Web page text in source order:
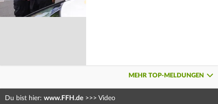
MEHR TOP-MELDUNGEN
Du bist hier: www.FFH.de >>> Video